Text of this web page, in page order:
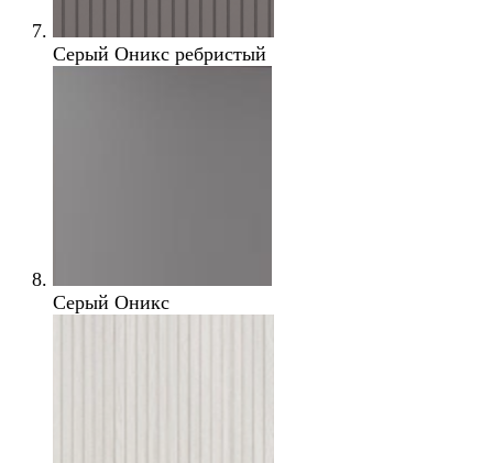
Серый Оникс ребристый
Серый Оникс